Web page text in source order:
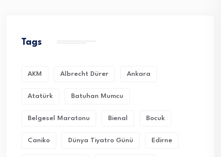
Tags
AKM Albrecht Dürer Ankara
Atatürk Batuhan Mumcu
Belgesel Maratonu Bienal Bocuk
Caniko Dünya Tiyatro Günü Edirne